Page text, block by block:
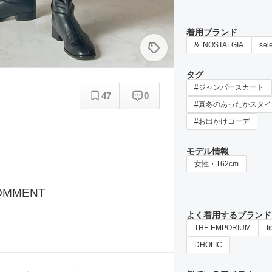
47 0
着用ブランド
&. NOSTALGIA
タグ
#ジャンパースカート
#真冬のあったかスタ
#お出かけコーデ
モデル情報
女性・162cm
よく着用するブランド
THE EMPORIUM
DHOLIC